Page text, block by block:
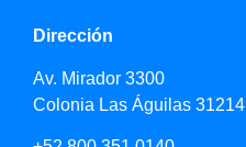
Dirección
Av. Mirador 3300
Colonia Las Águilas 31214